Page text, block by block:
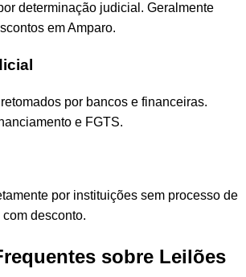
determinação judicial. Geralmente
em Amparo.
por bancos e financeiras.
e FGTS.
por instituições sem processo de
desconto.
sobre Leilões